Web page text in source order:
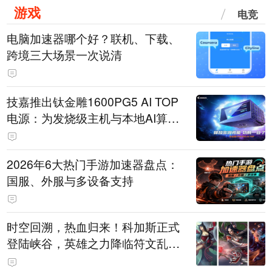
游戏 电竞
电脑加速器哪个好？联机、下载、
跨境三大场景一次说清
技嘉推出钛金雕1600PG5 AI TOP
电源：为发烧级主机与本地AI算力
打造旗舰供电方案
2026年6大热门手游加速器盘点：
国服、外服与多设备支持
时空回溯，热血归来！科加斯正式
登陆峡谷，英雄之力降临符文乱
斗！